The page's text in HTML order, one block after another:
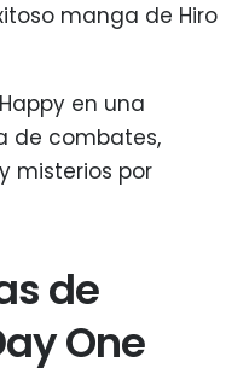
manga de Hiro
en una
de combates,
misterios por
de
One